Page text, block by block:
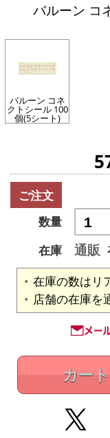
バルーン コ
バルーン コネ
クトシール 100
個(5シート)
ご注文
数量
在庫
通販
在庫の数はリ
店舗の在庫を
カー